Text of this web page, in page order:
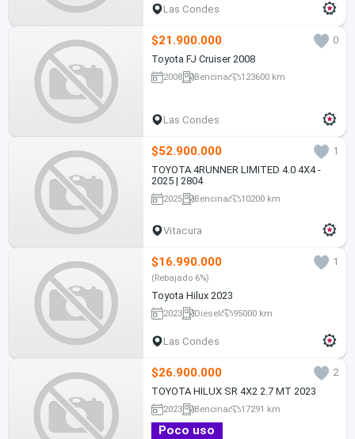
Las Condes
$21.900.000
0
Toyota FJ Cruiser 2008
2008 Bencina 123600 km
Las Condes
$52.900.000
1
TOYOTA 4RUNNER LIMITED 4.0 4X4 -
2025 | 2804
2025 Bencina 10200 km
Vitacura
$16.990.000 1
(Rebajado 6%)
Toyota Hilux 2023
2023 Diesel 95000 km
Las Condes
$26.900.000
2
TOYOTA HILUX SR 4X2 2.7 MT 2023
2023 Bencina 17291 km
Poco uso